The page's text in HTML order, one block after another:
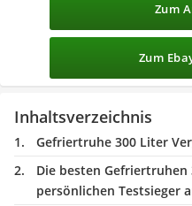
Zum
Zum
Inhaltsverzeichnis
Gefriertruhe 300 Liter
Die besten Gefriertruhen
persönlichen Testsieger